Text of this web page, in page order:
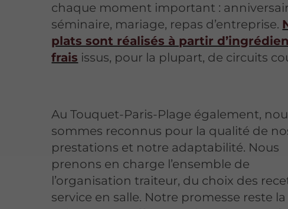
chaque moment important :
séminaire, mariage, repas d’entreprise.
plats sont réalisés à partir
frais issus, pour la plupart, de circuits
Au Touquet-Paris-Plage également,
sommes reconnus pour la qualité de
prestations et notre adaptabilité. Nous
prenons en charge l’ensemble de
l’organisation traiteur, du choix des
service en salle. Notre promesse reste la